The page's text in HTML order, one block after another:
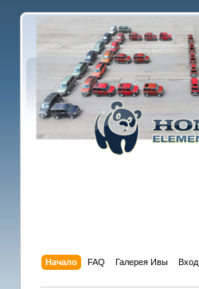
Начало FAQ Галерея Ивы Вход